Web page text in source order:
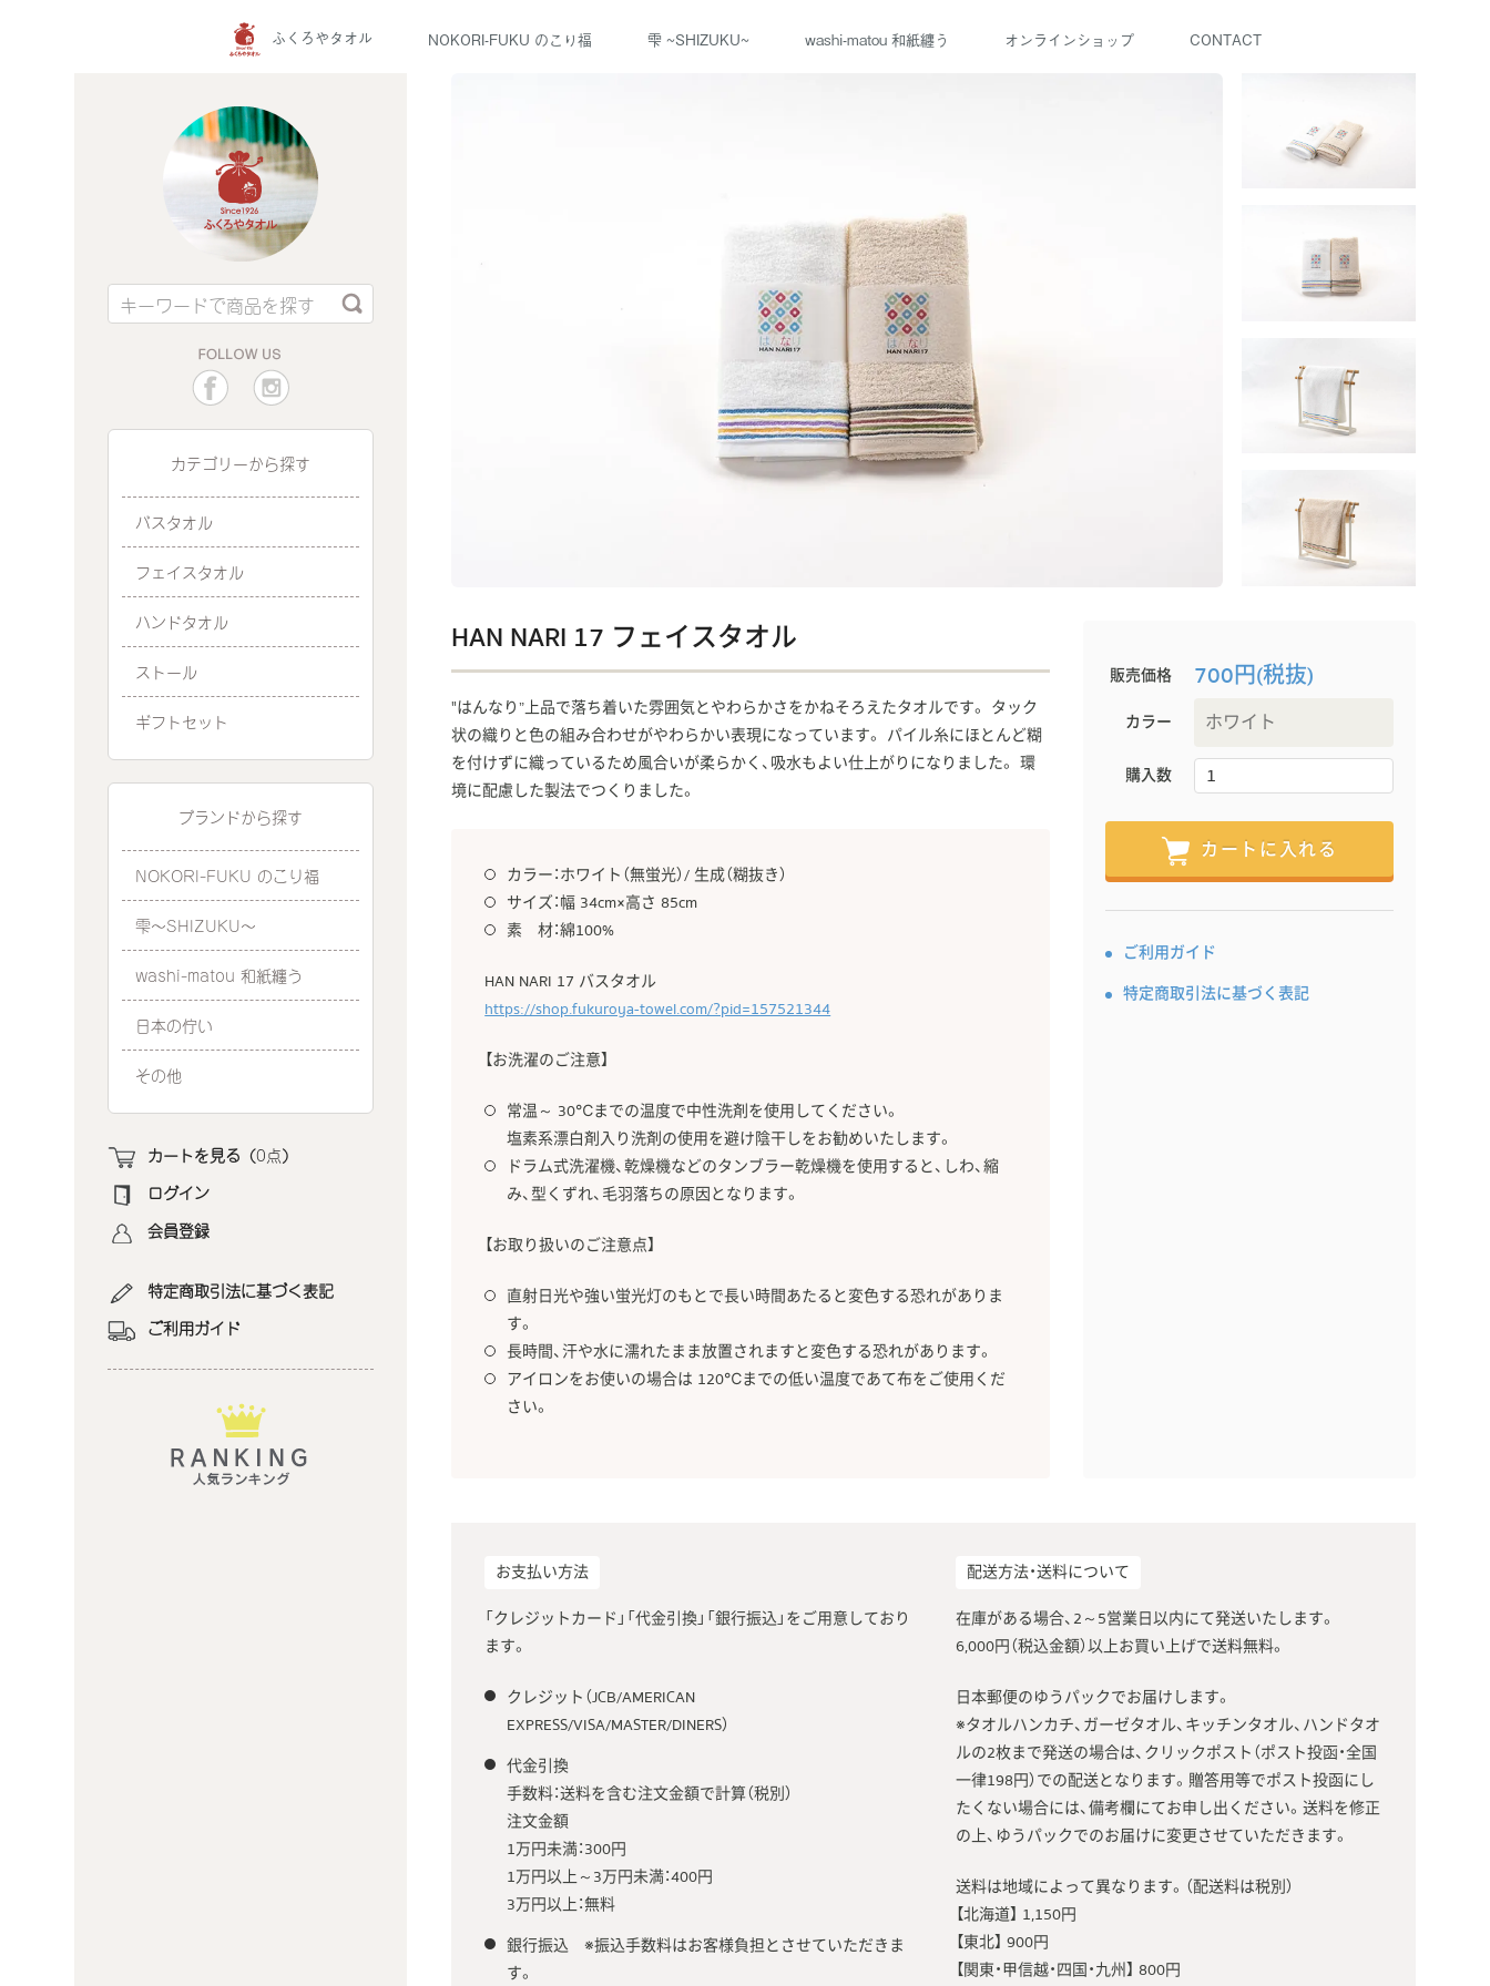
ふくろやタオル NOKORI-FUKU のこり福 雫 ~SHIZUKU~ washi-matou 和紙纏う オンラインショップ CONTACT
ふくろやタオル公式Facebook
カテゴリーから探す
バスタオル
フェイスタオル
ハンドタオル
ストール
ギフトセット
ブランドから探す
NOKORI-FUKU のこり福
雫～SHIZUKU～
washi-matou 和紙纏う
日本の佇い
その他
カートを見る（0点）
ログイン
会員登録
特定商取引法に基づく表記
ご利用ガイド
HAN NARI 17 フェイスタオル
"はんなり”上品で落ち着いた雰囲気とやわらかさをかねそろえたタオルです。 タック
状の織りと色の組み合わせがやわらかい表現になっています。 パイル糸にほとんど糊
を付けずに織っているため風合いが柔らかく、吸水もよい仕上がりになりました。 環
境に配慮した製法でつくりました。
カラー：ホワイト（無蛍光）/ 生成（糊抜き）
サイズ：幅 34cm×高さ 85cm
素 材：綿100%
HAN NARI 17 バスタオル
https://shop.fukuroya-towel.com/?pid=157521344
【お洗濯のご注意】
常温～ 30℃までの温度で中性洗剤を使用してください。
塩素系漂白剤入り洗剤の使用を避け陰干しをお勧めいたします。
ドラム式洗濯機、乾燥機などのタンブラー乾燥機を使用すると、しわ、縮
み、型くずれ、毛羽落ちの原因となります。
【お取り扱いのご注意点】
直射日光や強い蛍光灯のもとで長い時間あたると変色する恐れがありま
す。
長時間、汗や水に濡れたまま放置されますと変色する恐れがあります。
アイロンをお使いの場合は 120℃までの低い温度であて布をご使用くだ
さい。
販売価格 700円(税抜)
カラー
購入数
カートに入れる
ご利用ガイド
特定商取引法に基づく表記
お支払い方法
「クレジットカード」「代金引換」「銀行振込」をご用意しており
ます。
クレジット（JCB/AMERICAN
EXPRESS/VISA/MASTER/DINERS）
代金引換
手数料：送料を含む注文金額で計算（税別）
注文金額
1万円未満：300円
1万円以上～3万円未満：400円
3万円以上：無料
銀行振込 ※振込手数料はお客様負担とさせていただきま
す。
配送方法・送料について
在庫がある場合、2～5営業日以内にて発送いたします。
6,000円（税込金額）以上お買い上げで送料無料。
日本郵便のゆうパックでお届けします。
※タオルハンカチ、ガーゼタオル、キッチンタオル、ハンドタオ
ルの2枚まで発送の場合は、クリックポスト（ポスト投函・全国
一律198円）での配送となります。贈答用等でポスト投函にし
たくない場合には、備考欄にてお申し出ください。送料を修正
の上、ゆうパックでのお届けに変更させていただきます。
送料は地域によって異なります。（配送料は税別）
【北海道】 1,150円
【東北】 900円
【関東・甲信越・四国・九州】 800円